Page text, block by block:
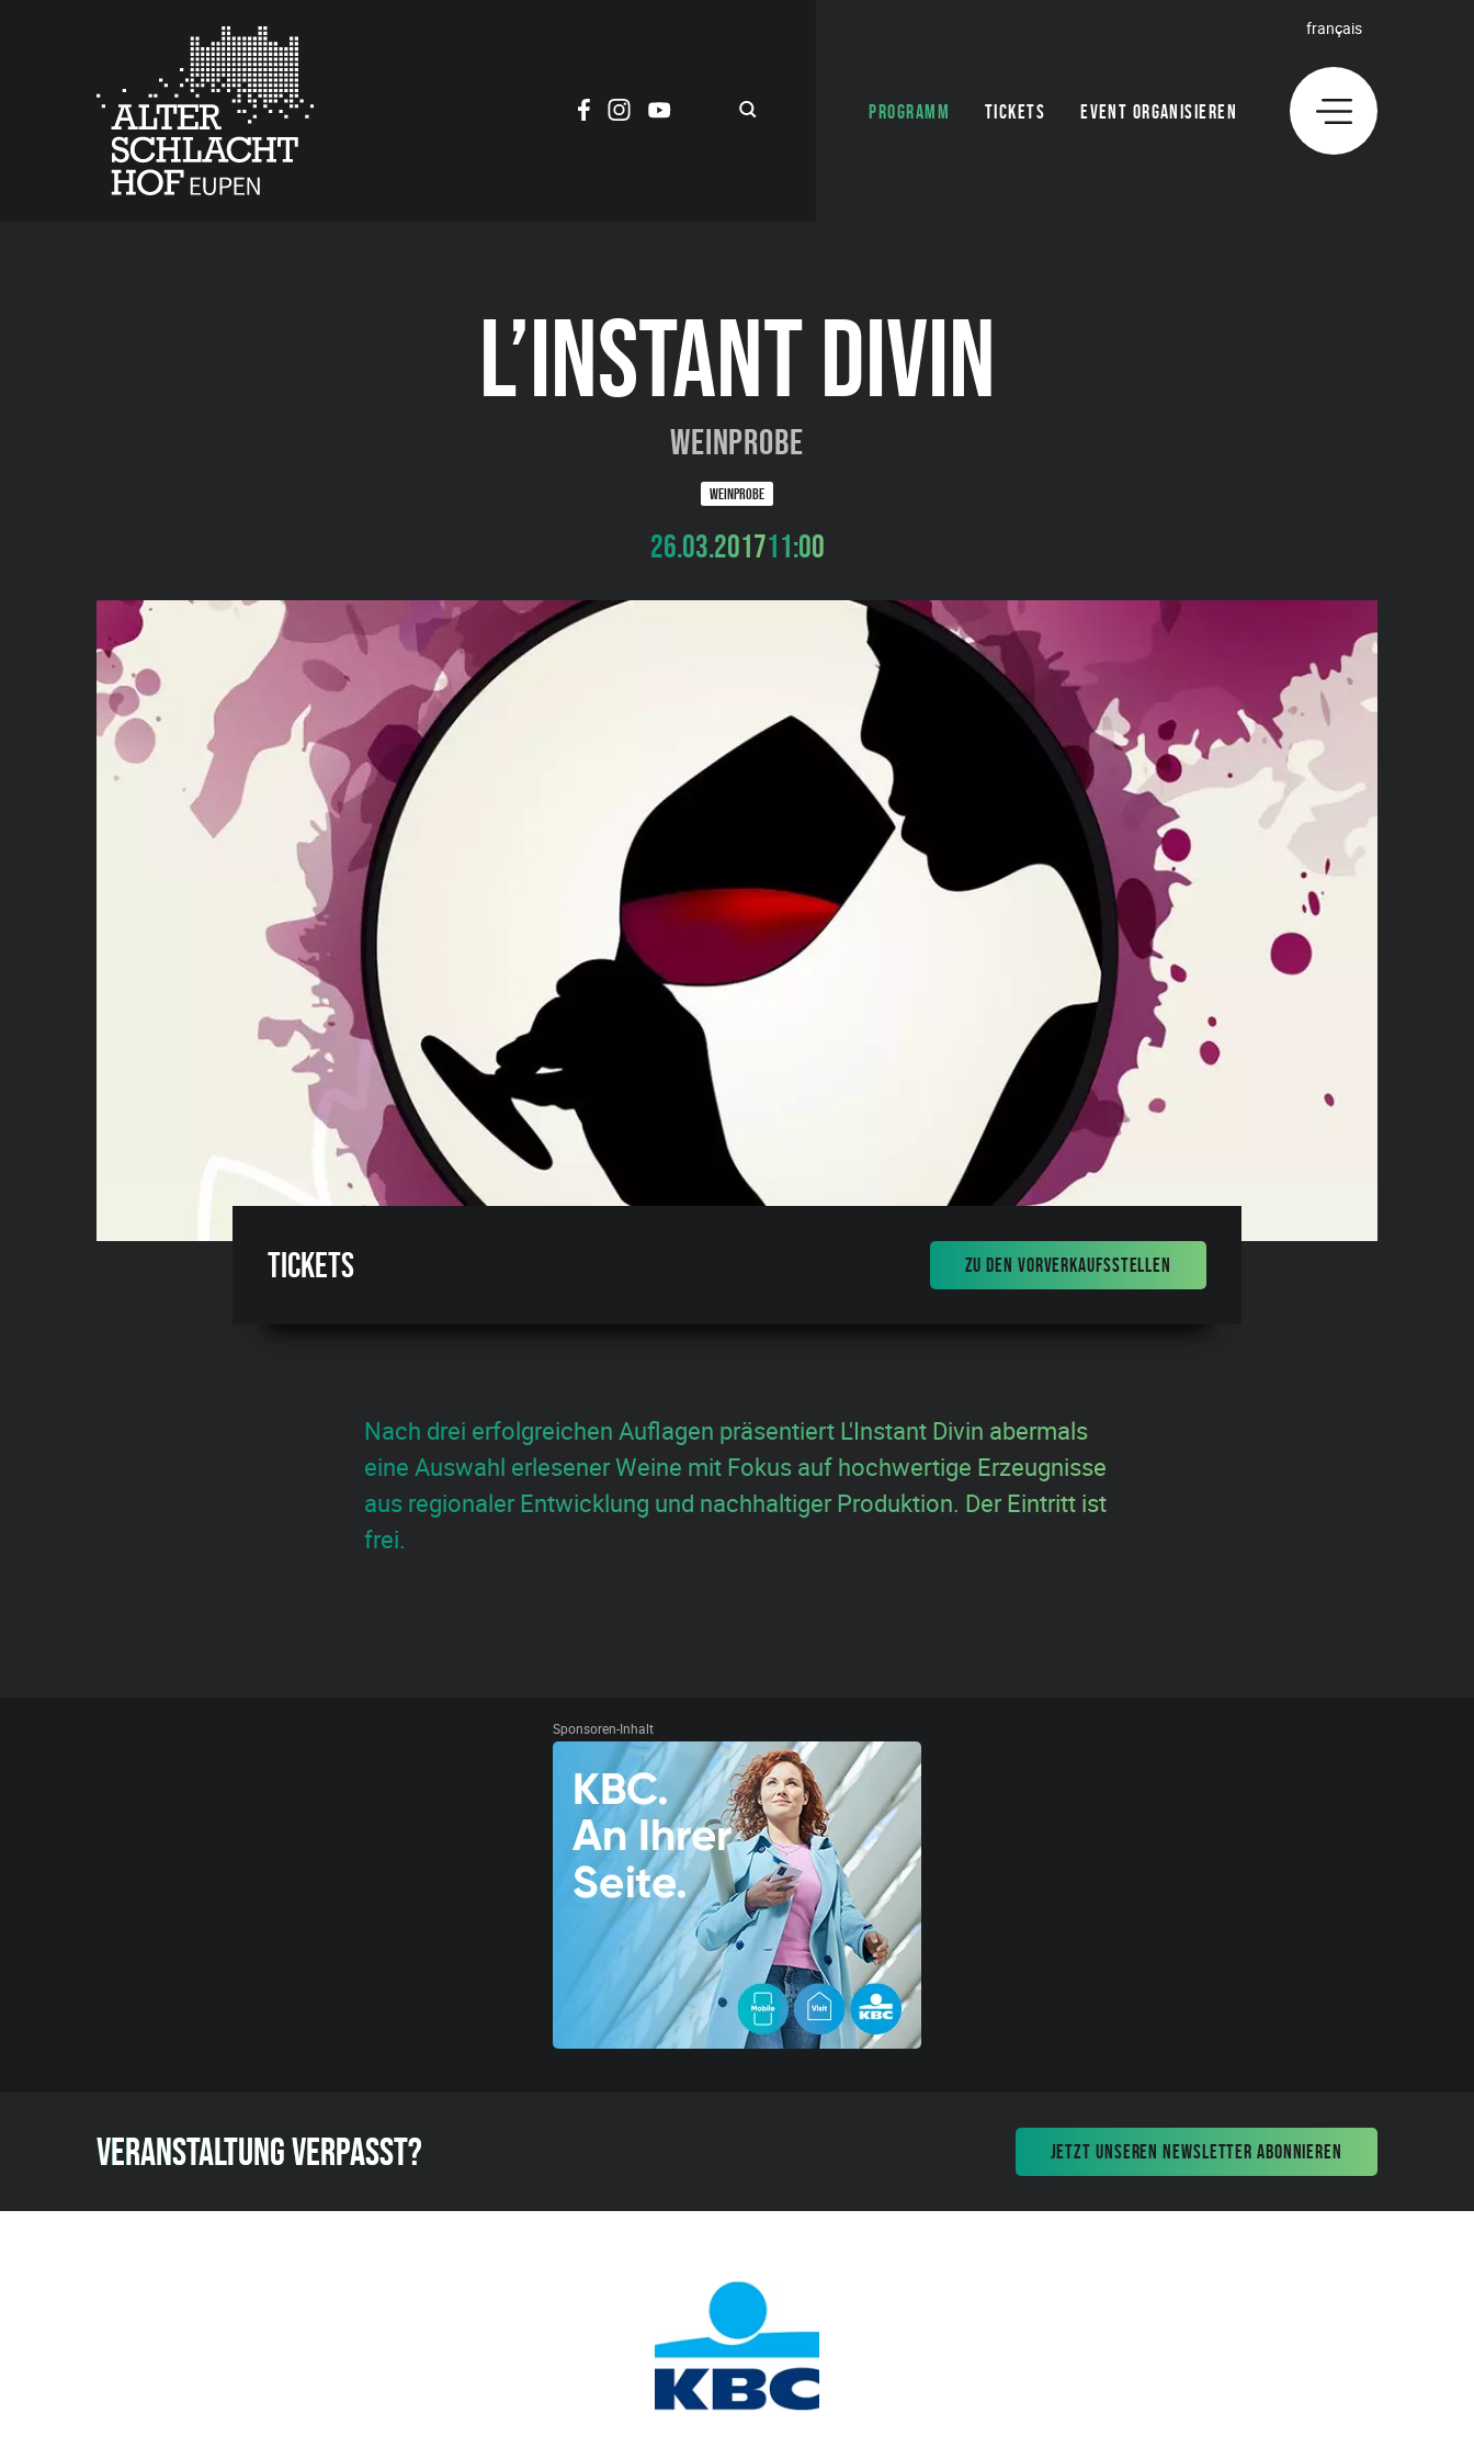
PROGRAMM TICKETS EVENT ORGANISIEREN
français
L’INSTANT DIVIN
Weinprobe
WEINPROBE
26.03.201711:00
Tickets ZU DEN VORVERKAUFSSTELLEN
Nach drei erfolgreichen Auflagen präsentiert L'Instant Divin abermals
eine Auswahl erlesener Weine mit Fokus auf hochwertige Erzeugnisse
aus regionaler Entwicklung und nachhaltiger Produktion. Der Eintritt ist
frei.
Sponsoren-Inhalt
VERANSTALTUNG VERPASST? JETZT UNSEREN NEWSLETTER ABONNIEREN